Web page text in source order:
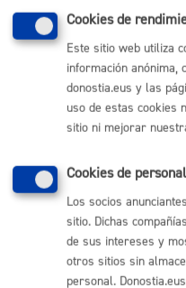
Sebastián
(gratuito desde
(+34) 943 481 000
Buzón de la ciudadanía
Informar de un error en la
Enlaces útiles
Perfil del contratante
Sede electrónica
Mapas - GeoDonostia
Cookies de
Este sitio web utiliza
información anónima,
donostia.eus y las
uso de estas cookies
sitio ni mejorar
Cookies de
Los socios
sitio. Dichas
de sus intereses y
otros sitios sin
personal.